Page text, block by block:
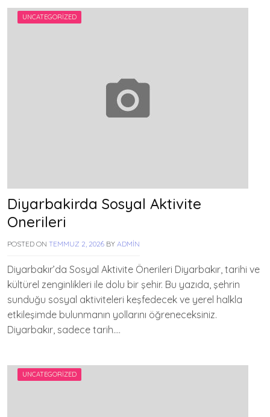
UNCATEGORIZED
Diyarbakirda Sosyal Aktivite
Onerileri
POSTED ON TEMMUZ 2, 2026 BY ADMIN
Diyarbakır’da Sosyal Aktivite Önerileri Diyarbakır, tarihi ve
kültürel zenginlikleri ile dolu bir şehir. Bu yazıda, şehrin
sunduğu sosyal aktiviteleri keşfedecek ve yerel halkla
etkileşimde bulunmanın yollarını öğreneceksiniz.
Diyarbakır, sadece tarih….
UNCATEGORIZED